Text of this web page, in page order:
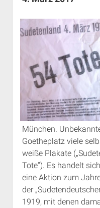
RSS-
München.
Goetheplatz viele
weiße Plakate
Tote“). Es handelt
eine Aktion zum
der
1919, mit denen